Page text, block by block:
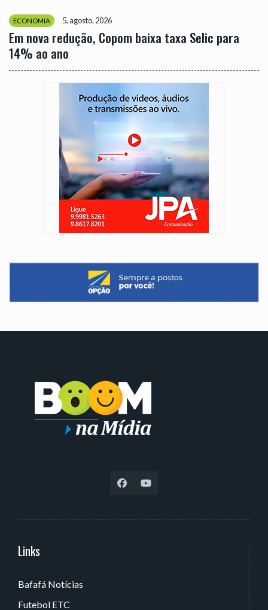
ECONOMIA 5, agosto, 2026
Em nova redução, Copom baixa taxa Selic para
14% ao ano
Links
Bafafá Notícias
Futebol ETC
Serviços